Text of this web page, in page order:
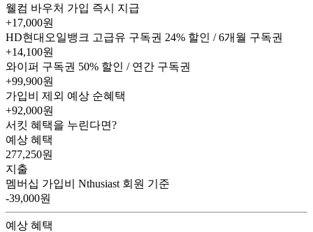
웰컴 바우처 가입 즉시 지급
+17,000원
HD현대오일뱅크 고급유 구독권 24% 할인 / 6개월 구독권
+14,100원
와이퍼 구독권 50% 할인 / 연간 구독권
+99,900원
가입비 제외 예상 순혜택
+92,000원
서킷 혜택을 누린다면?
예상 혜택
277,250원
지출
멤버십 가입비
Nthusiast 회원 기준
-39,000원
예상 혜택